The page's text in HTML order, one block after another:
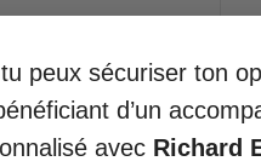
peux sécuriser ton
d’un
avec Richard